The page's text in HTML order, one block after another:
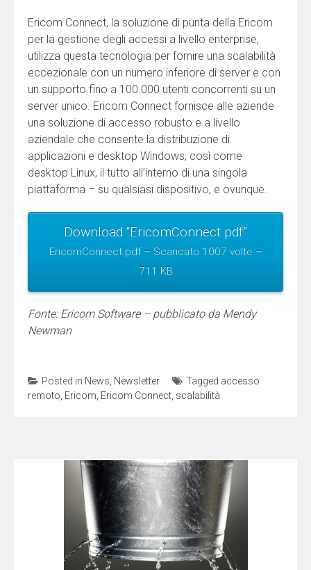
Ericom Connect, la soluzione di punta della Ericom
per la gestione degli accessi a livello enterprise,
utilizza questa tecnologia per fornire una scalabilità
eccezionale con un numero inferiore di server e con
un supporto fino a 100.000 utenti concorrenti su un
server unico. Ericom Connect fornisce alle aziende
una soluzione di accesso robusto e a livello
aziendale che consente la distribuzione di
applicazioni e desktop Windows, così come
desktop Linux, il tutto all’interno di una singola
piattaforma – su qualsiasi dispositivo, e ovunque.
Download “EricomConnect.pdf”
EricomConnect.pdf – Scaricato 1007 volte –
711 KB
Fonte: Ericom Software – pubblicato da Mendy
Newman
Posted in News Newsletter Tagged accesso
remoto Ericom Ericom Connect scalabilità